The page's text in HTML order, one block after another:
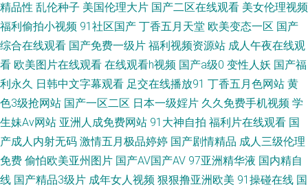
入91 欧洲肥婆a级网站 久久草午夜福利 天天操线视频 超碰在线免费人妻 午
夜天堂精品区 91福利资源网站 成人不卡视频 男人天堂a片 日本中文字幕A片
亚洲国产精品久久 91人妻人人妻人 肏屄短视频 久久艹视频 欧美a级片一区
天天操天天碰 91探花国产在线 东京热AV导航网 久久精色欲 人人起碰人人 伊
精品性 乱伦种子 美国伦理大片 国产二区在线观看 美女伦理视频
福利偷拍小视频 91社区国产 丁香五月天堂 欧美变态一区 国产
综合在线观看 国产免费一级片 福利视频资源站 成人午夜在线观
看 欧美图片在线观看 在线观看h视频 国产a级0 变性人妖 国产福
利永久 日韩中文字幕观看 足交在线播放91 丁香五月色网站 黄
色3级抢网站 国产一区二区 日本一级婬片 久久免费手机视频 学
生妹Av网站 亚洲人成免费网站 91大神自拍 福利片在线观看 国
产成人内射无码 激情五月极品婷婷 国产剧情精品 成人三级伦理
免费 偷怕欧美亚州图片 国产AV国产AV 97亚洲精华液 国内精自
线 国产精品3级片 成年女人视频 狠狠撸亚洲欧美 91操碰在线 国